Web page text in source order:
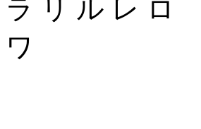
ラ リ ル レ ロ
ワ